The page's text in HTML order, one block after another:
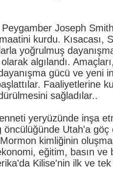
Joseph
kurdu. Kısacası,
yoğrulmuş
algılandı.
gücü ve yeni
Faaliyetlerine
sağladılar..
yeryüzünde inşa
Utah'a
kimliğinin
eğitim, basın ve
Kilise'nin ilk ve